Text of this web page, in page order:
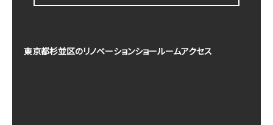
東京都杉並区のリノベーションショールームアクセス